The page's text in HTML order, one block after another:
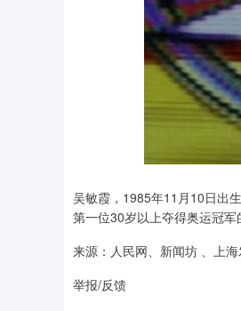
吴敏霞，1985年11月10日出
第一位30岁以上夺得奥运冠军
来源：人民网、新闻坊 、上
举报/反馈